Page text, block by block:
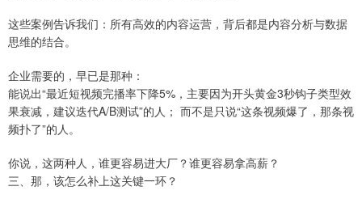
这些案例告诉我们：所有高效的内容运营，背后都是内容分析与数据
思维的结合。
企业需要的，早已是那种：
能说出“最近短视频完播率下降5%，主要因为开头黄金3秒钩子类型效
果衰减，建议迭代A/B测试”的人； 而不是只说“这条视频爆了，那条视
频扑了”的人。
你说，这两种人，谁更容易进大厂？谁更容易拿高薪？
三、那，该怎么补上这关键一环？